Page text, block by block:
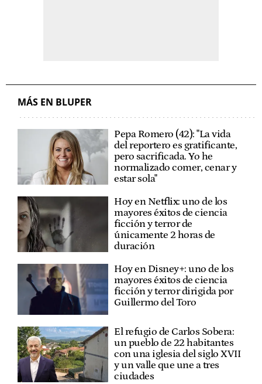
MÁS EN BLUPER
Pepa Romero (42): "La vida
del reportero es gratificante,
pero sacrificada. Yo he
normalizado comer, cenar y
estar sola"
Hoy en Netflix: uno de los
mayores éxitos de ciencia
ficción y terror de
únicamente 2 horas de
duración
Hoy en Disney+: uno de los
mayores éxitos de ciencia
ficción y terror dirigida por
Guillermo del Toro
El refugio de Carlos Sobera:
un pueblo de 22 habitantes
con una iglesia del siglo XVII
y un valle que une a tres
ciudades